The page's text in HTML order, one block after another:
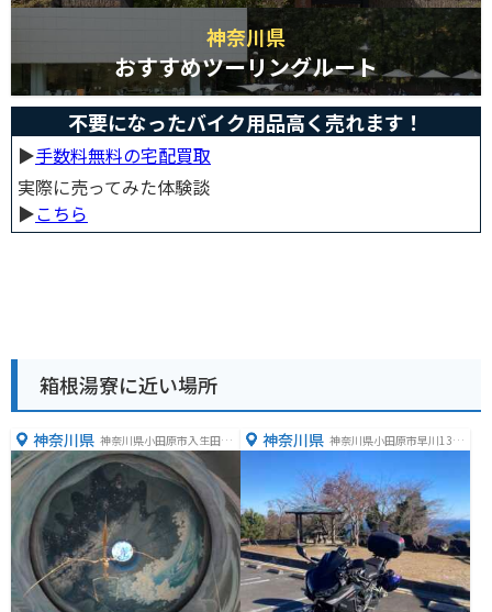
神奈川県
おすすめツーリングルート
不要になったバイク用品高く売れます！
▶︎手数料無料の宅配買取
実際に売ってみた体験談
▶︎こちら
箱根湯寮に近い場所
神奈川県 神奈川県小田原市入生田４
９９
神奈川県 神奈川県小田原市早川1352